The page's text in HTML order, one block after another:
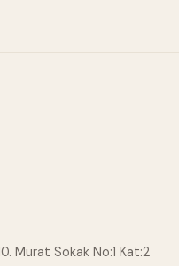
Murat Sokak No:1 Kat:2